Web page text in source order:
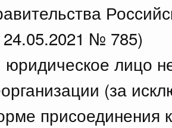
24.05.2021 № 785)
лицо
(за
присоединения